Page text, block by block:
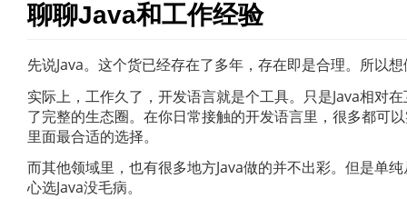
聊聊Java和工作经验
先说Java。这个货已经存在了多年，存在即是合理。所以
实际上，工作久了，开发语言就是个工具。只是Java相对
了完整的生态圈。在你日常接触的开发语言里，很多都可
里面最合适的选择。
而其他领域里，也有很多地方Java做的并不出彩。但是单
心选Java没毛病。